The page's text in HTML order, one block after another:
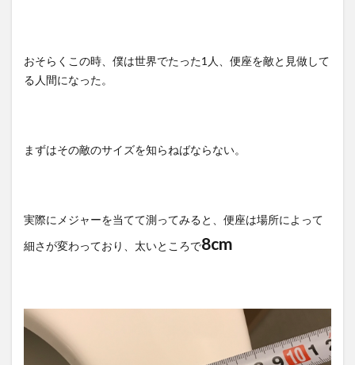
おそらくこの時、僕は世界でたった1人、便座を敵と見做して
る人間になった。
まずはその敵のサイズを知らねばならない。
実際にメジャーを当てて測ってみると、便座は場所によって
細さが変わっており、太いところで8cm